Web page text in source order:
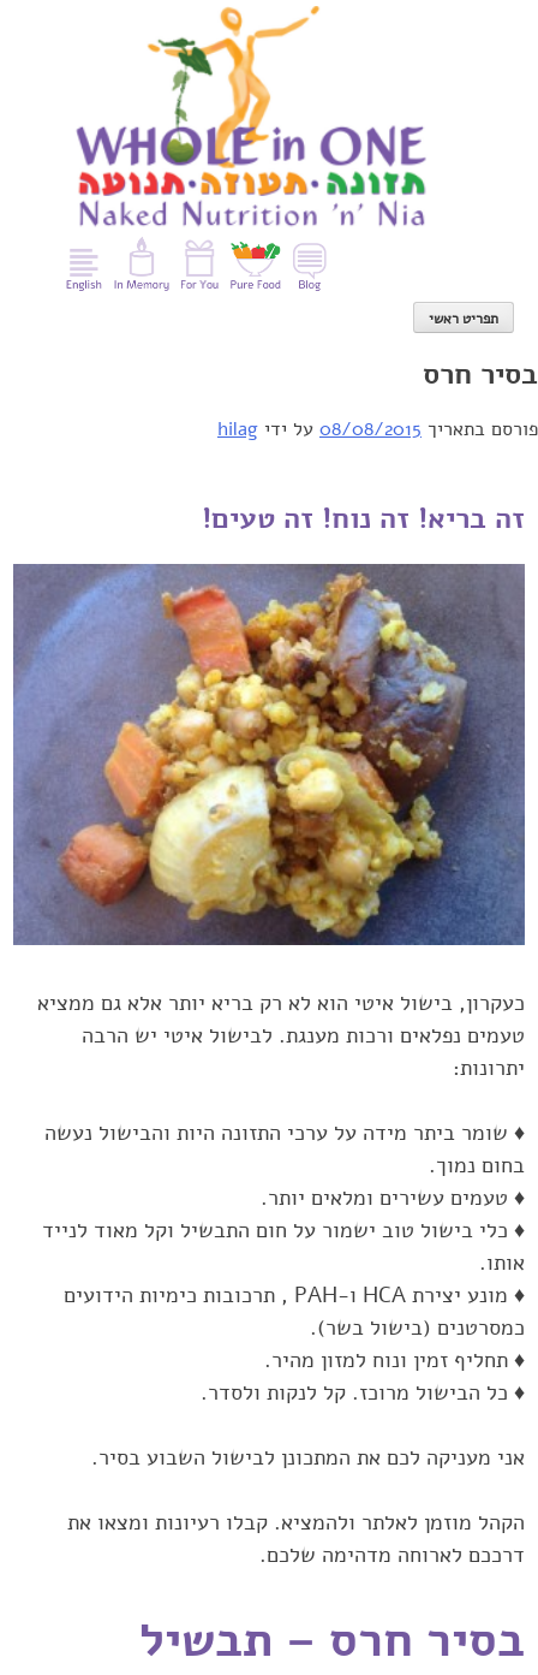
תפריט ראשי
בסיר חרס
פורסם בתאריך 08/08/2015 על ידי hilag
זה בריא! זה נוח! זה טעים!
כעקרון, בישול איטי הוא לא רק בריא יותר אלא גם ממציא
טעמים נפלאים ‏ורכות מענגת.‏‎ ‎לבישול איטי יש הרבה
יתרונות:‏
♦ שומר ביתר מידה על ערכי התזונה היות והבישול נעשה
בחום נמוך.‏
♦ טעמים עשירים ומלאים יותר.‏
♦ כלי בישול טוב ישמור על חום התבשיל וקל מאוד לנייד
אותו.‏
♦ מונע יצירת ‏HCA‏ ו-‏PAH‏ , תרכובות כימיות הידועים
כמסרטנים (בישול ‏בשר).‏
♦ תחליף זמין ונוח למזון מהיר.‏
♦ כל הבישול מרוכז. קל לנקות ולסדר.‏
אני מעניקה לכם את המתכונן לבישול השבוע בסיר. ‏
הקהל מוזמן לאלתר ולהמציא. קבלו רעיונות ומצאו את
דרככם לארוחה ‏מדהימה שלכם.‏
בסיר חרס – תבשיל